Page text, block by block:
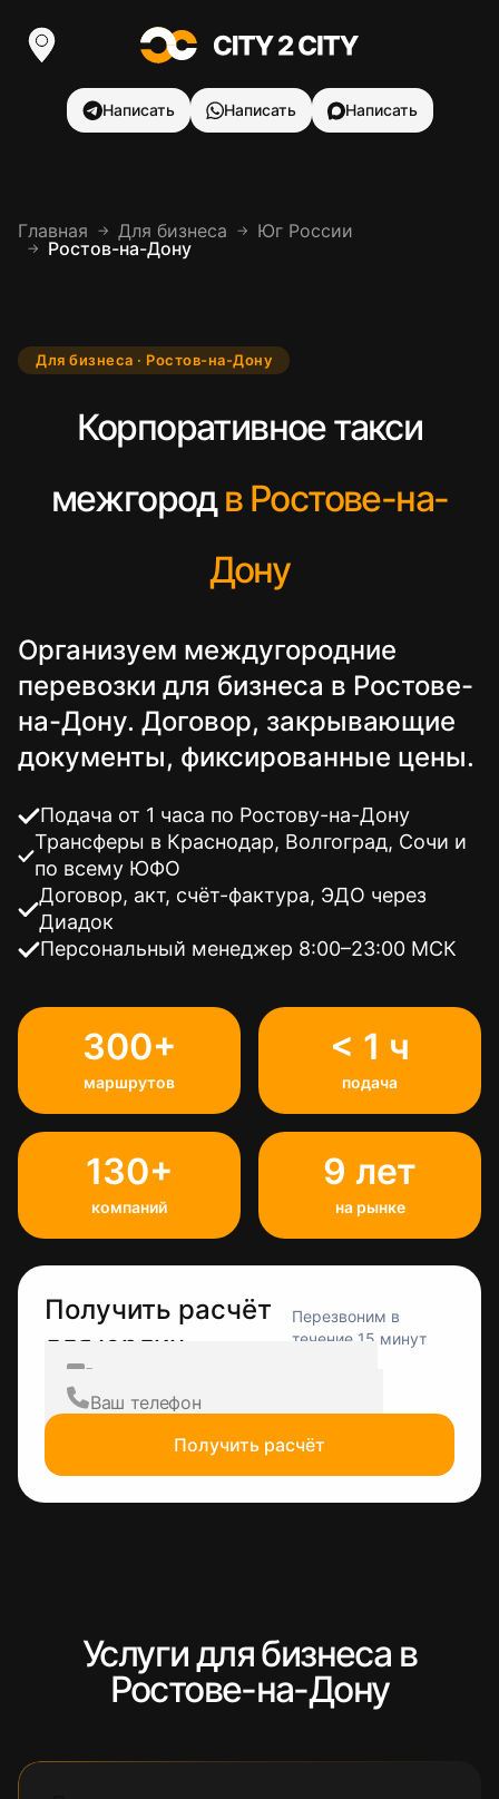
Написать Написать Написать
Главная → Для бизнеса → Юг России
→ Ростов-на-Дону
Для бизнеса · Ростов-на-Дону
Корпоративное такси
межгородв Ростове-на-
Дону
Организуем междугородние
перевозки для бизнеса в Ростове-
на-Дону. Договор, закрывающие
документы, фиксированные цены.
Подача от 1 часа по Ростову-на-Дону
Трансферы в Краснодар, Волгоград, Сочи и
по всему ЮФО
Договор, акт, счёт-фактура, ЭДО через
Диадок
Персональный менеджер 8:00–23:00 МСК
300+
маршрутов
< 1 ч
подача
130+
компаний
9 лет
на рынке
Получить расчёт
для юрлиц
Перезвоним в
течение 15 минут
Получить расчёт
Услуги для бизнеса в
Ростове-на-Дону